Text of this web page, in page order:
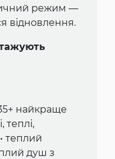
режим —
відновлення.
найкраще
теплі,
теплий
душ з